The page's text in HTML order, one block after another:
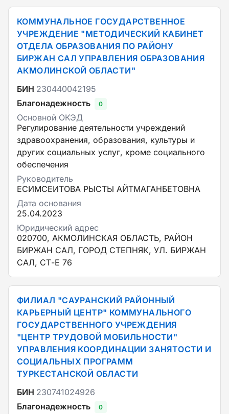
КОММУНАЛЬНОЕ ГОСУДАРСТВЕННОЕ
УЧРЕЖДЕНИЕ "МЕТОДИЧЕСКИЙ КАБИНЕТ
ОТДЕЛА ОБРАЗОВАНИЯ ПО РАЙОНУ
БИРЖАН САЛ УПРАВЛЕНИЯ ОБРАЗОВАНИЯ
АКМОЛИНСКОЙ ОБЛАСТИ"
БИН 230440042195
Благонадежность
0
Основной ОКЭД
Регулирование деятельности учреждений
здравоохранения, образования, культуры и
других социальных услуг, кроме социального
обеспечения
Руководитель
ЕСИМСЕИТОВА РЫСТЫ АЙТМАГАНБЕТОВНА
Дата основания
25.04.2023
Юридический адрес
020700, АКМОЛИНСКАЯ ОБЛАСТЬ, РАЙОН
БИРЖАН САЛ, ГОРОД СТЕПНЯК, УЛ. БИРЖАН
САЛ, СТ-Е 76
ФИЛИАЛ "САУРАНСКИЙ РАЙОННЫЙ
КАРЬЕРНЫЙ ЦЕНТР" КОММУНАЛЬНОГО
ГОСУДАРСТВЕННОГО УЧРЕЖДЕНИЯ
"ЦЕНТР ТРУДОВОЙ МОБИЛЬНОСТИ"
УПРАВЛЕНИЯ КООРДИНАЦИИ ЗАНЯТОСТИ И
СОЦИАЛЬНЫХ ПРОГРАММ
ТУРКЕСТАНСКОЙ ОБЛАСТИ
БИН 230741024926
Благонадежность
0